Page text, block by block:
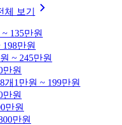
체 보기
~ 135만원
만원
~ 245만원
만원
개 1만원 ~ 199만원
만원
만원
만원